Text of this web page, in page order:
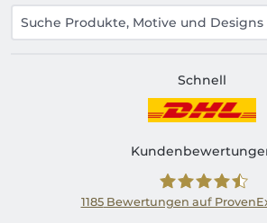
Schnell
1185Bewertungen auf